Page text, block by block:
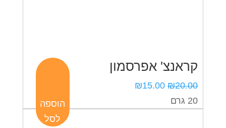
קראנצ' אפרסמון
₪20.00
המחיר₪15.00
המחיר
הוספה
לסל
20 גרם